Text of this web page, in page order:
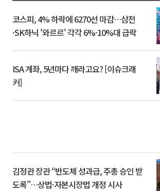
코스피, 4% 하락에 6270선 마감…삼전
·SK하닉 '와르르' 각각 6%·10%대 급락
ISA 계좌, 5년마다 깨라고요? [이슈크래
커]
김정관 장관 “반도체 성과급, 주총 승인 받
도록”…상법·자본시장법 개정 시사